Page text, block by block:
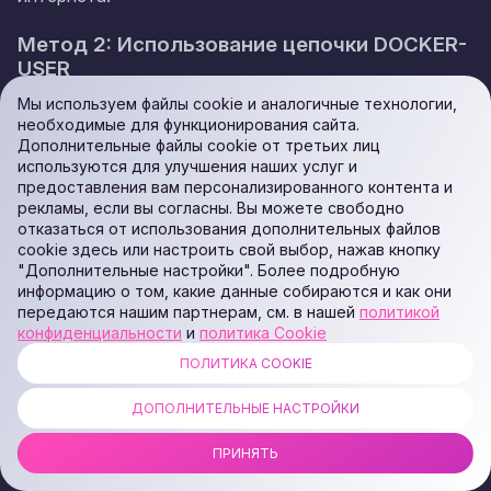
Метод 2: Использование цепочки DOCKER-
USER
Docker гарантирует, что цепочка DOCKER-
USER обрабатываетсяпередлюбыми правилами
разрешения Docker. Это официальный механизм для
добавления пользовательских правил.
Базовая конфигурация
Разрешить established/related соединения:
conntrack --ctstate
RELATED,ESTABLISHED -j ACCEPT
Разрешить доступ с конкретной подсети:
Мы используем файлы cookie и аналогичные технологии,
необходимые для функционирования сайта.
Дополнительные файлы cookie от третьих лиц
используются для улучшения наших услуг и
предоставления вам персонализированного контента и
рекламы, если вы согласны. Вы можете свободно
отказаться от использования дополнительных файлов
cookie здесь или настроить свой выбор, нажав кнопку
"Дополнительные настройки". Более подробную
информацию о том, какие данные собираются и как они
передаются нашим партнерам, см. в нашей политикой
конфиденциальности и политика Cookie
ПОЛИТИКА COOKIE
ДОПОЛНИТЕЛЬНЫЕ НАСТРОЙКИ
ПРИНЯТЬ